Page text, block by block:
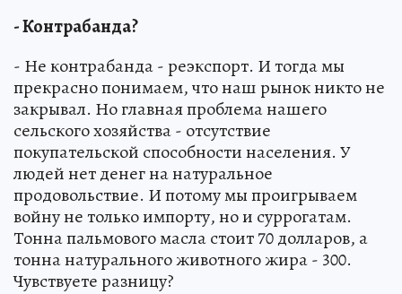
- Контрабанда?
- Не контрабанда - реэкспорт. И тогда мы
прекрасно понимаем, что наш рынок никто не
закрывал. Но главная проблема нашего
сельского хозяйства - отсутствие
покупательской способности населения. У
людей нет денег на натуральное
продовольствие. И потому мы проигрываем
войну не только импорту, но и суррогатам.
Тонна пальмового масла стоит 70 долларов, а
тонна натурального животного жира - 300.
Чувствуете разницу?